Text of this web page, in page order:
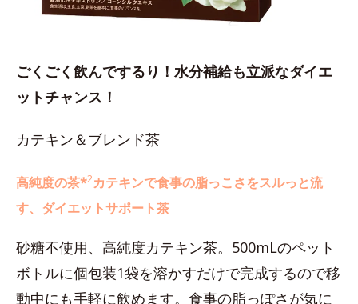
ごくごく飲んでするり！水分補給も立派なダイエ
ットチャンス！
カテキン＆ブレンド茶
高純度の茶*2カテキンで食事の脂っこさをスルっと流
す、ダイエットサポート茶
砂糖不使用、高純度カテキン茶。500mLのペット
ボトルに個包装1袋を溶かすだけで完成するので移
動中にも手軽に飲めます。食事の脂っぽさが気に